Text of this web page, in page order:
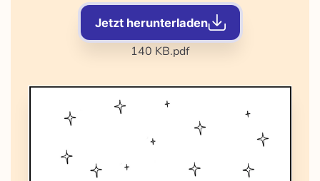
Jetzt herunterladen
140 KB.pdf